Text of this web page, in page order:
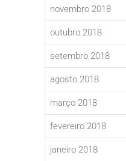
novembro 2018
outubro 2018
setembro 2018
agosto 2018
março 2018
fevereiro 2018
janeiro 2018